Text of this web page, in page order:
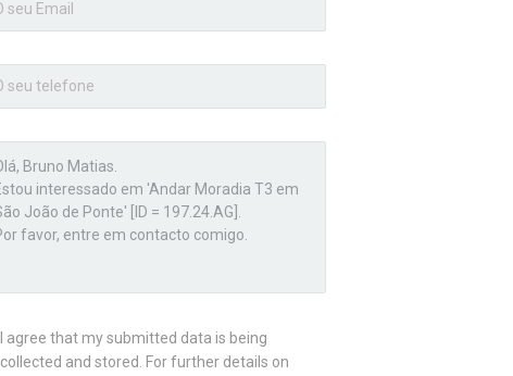
I agree that my submitted data is being
collected and stored. For further details on